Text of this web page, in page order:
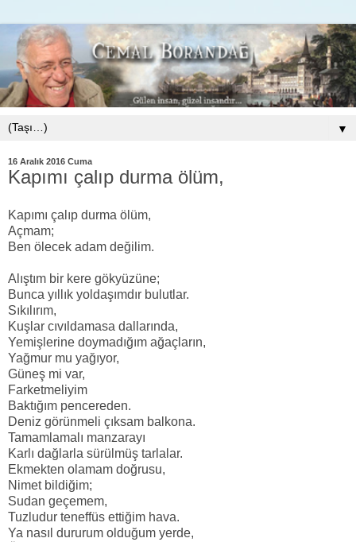
▼
16 Aralık 2016 Cuma
Kapımı çalıp durma ölüm,
Kapımı çalıp durma ölüm,
Açmam;
Ben ölecek adam değilim.
Alıştım bir kere gökyüzüne;
Bunca yıllık yoldaşımdır bulutlar.
Sıkılırım,
Kuşlar cıvıldamasa dallarında,
Yemişlerine doymadığım ağaçların,
Yağmur mu yağıyor,
Güneş mi var,
Farketmeliyim
Baktığım pencereden.
Deniz görünmeli çıksam balkona.
Tamamlamalı manzarayı
Karlı dağlarla sürülmüş tarlalar.
Ekmekten olamam doğrusu,
Nimet bildiğim;
Sudan geçemem,
Tuzludur teneffüs ettiğim hava.
Ya nasıl dururum olduğum yerde,